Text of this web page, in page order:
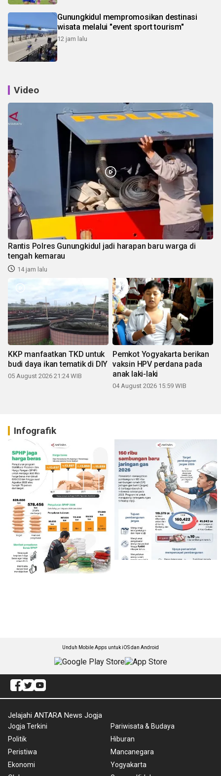
Gunungkidul mempromosikan destinasi
wisata melalui "event sport tourism"
12 jam lalu
Video
Rantis Polres Gunungkidul jadi harapan baru warga di
tengah kemarau
14 jam lalu
KKP manfaatkan TKD untuk
budi daya ikan tematik di DIY
05 August 2026 21:24 WIB
Pemkot Yogyakarta berikan
vaksin HPV perdana pada
anak laki-laki
04 August 2026 15:59 WIB
Infografik
Unduh Mobile Apps untuk iOS dan Android
Jelajahi ANTARA News Jogja
Jogja Terkini
Politik
Peristiwa
Ekonomi
Pariwisata & Budaya
Hiburan
Mancanegara
Yogyakarta